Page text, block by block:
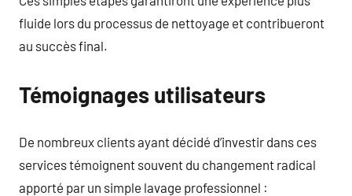
fluide lors du processus de nettoyage et contribueront
au succès final.
Témoignages utilisateurs
De nombreux clients ayant décidé d’investir dans ces
services témoignent souvent du changement radical
apporté par un simple lavage professionnel :